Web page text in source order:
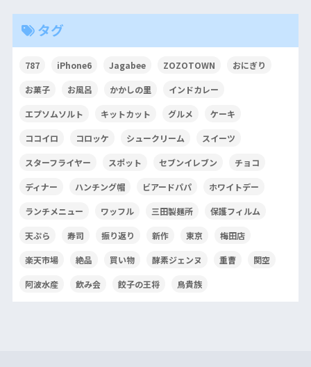
タグ
787 iPhone6 Jagabee ZOZOTOWN おにぎり
お菓子 お風呂 かかしの里 インドカレー
エプソムソルト キットカット グルメ ケーキ
ココイロ コロッケ シュークリーム スイーツ
スターフライヤー スポット セブンイレブン チョコ
ディナー ハンチング帽 ビアードパパ ホワイトデー
ランチメニュー ワッフル 三田製麺所 保護フィルム
天ぷら 寿司 振り返り 新作 東京 梅田店
楽天市場 絶品 買い物 酵素ジェンヌ 重曹 関空
阿波水産 飲み会 餃子の王将 鳥貴族